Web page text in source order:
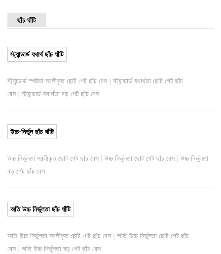
ছাঁচ ঘাঁটি
স্ট্যান্ডার্ড যথার্থ ছাঁচ ঘাঁটি
স্ট্যান্ডার্ড স্পষ্টতা সরলীকৃত ছোট গেট ছাঁচ বেস |স্ট্যান্ডার্ড যথার্থতা ছোট গেট ছাঁচ
বেস |স্ট্যান্ডার্ড যথার্থতা বড় গেট ছাঁচ বেস
উচ্চ-নির্ভুল ছাঁচ ঘাঁটি
উচ্চ নির্ভুলতা সরলীকৃত ছোট গেট ছাঁচ বেস | উচ্চ নির্ভুলতা ছোট গেট ছাঁচ বেস | উচ্চ নির্ভুলতা
বড় গেট ছাঁচ বেস
অতি উচ্চ নির্ভুলতা ছাঁচ ঘাঁটি
অতি-উচ্চ নির্ভুলতা সরলীকৃত ছোট গেট ছাঁচ বেস | অতি-উচ্চ নির্ভুলতা ছোট গেট ছাঁচ
বেস | অতি উচ্চ নির্ভুলতা বড় গেট ছাঁচ বেস